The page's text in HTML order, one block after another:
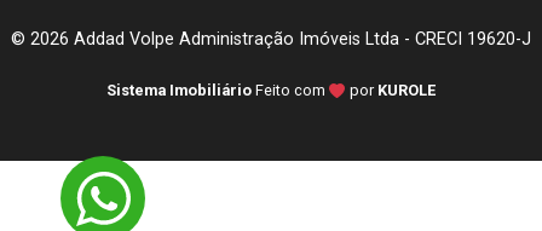
© 2026 Addad Volpe Administração Imóveis Ltda - CRECI 19620-J
Sistema Imobiliário Feito com por KUROLE